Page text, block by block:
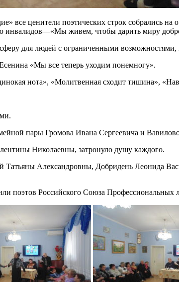
ценители поэтических строк собрались на
живем, чтобы дарить миру
для людей с ограниченными
«Мы все теперь уходим понемногу».
нота», «Молитвенная сходит тишина»,
пары Громова Ивана Сергеевича и
Николаевны, затронуло душу каждого.
Татьяны Александровны, Добридень Леонида
поэтов Российского Союза Профессиональных